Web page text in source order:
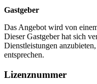
Gastgeber
Das Angebot wird von
Dieser Gastgeber hat sich
Dienstleistungen
entsprechen.
Lizenznummer